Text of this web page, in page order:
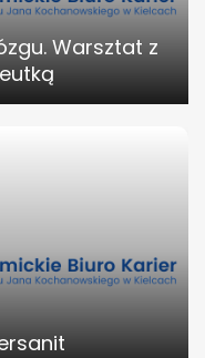
Warsztat z